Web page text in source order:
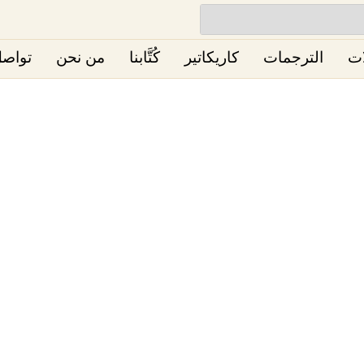
الترجمات كاريكاتير كُتَّابنا من نحن